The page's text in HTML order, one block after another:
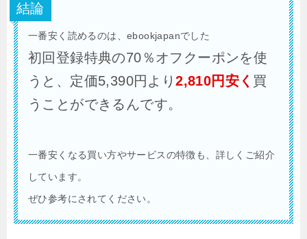
結論
一番安く読めるのは、ebookjapanでした
初回登録特典の70％オフクーポンを使
うと、定価5,390円より2,810円安く 買
うことができるんです。
一番安くなる買い方やサービスの特徴も、詳しくご紹介
しています。
ぜひ参考にされてください。